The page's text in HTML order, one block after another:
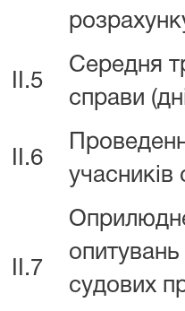
II.5
Середня
справи
II.6
II.7
судових